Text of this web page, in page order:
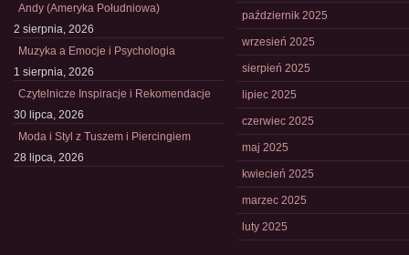
Andy (Ameryka Południowa)
2 sierpnia, 2026
Muzyka a Emocje i Psychologia
1 sierpnia, 2026
Czytelnicze Inspiracje i Rekomendacje
30 lipca, 2026
Moda i Styl z Tuszem i Piercingiem
28 lipca, 2026
październik 2025
wrzesień 2025
sierpień 2025
lipiec 2025
czerwiec 2025
maj 2025
kwiecień 2025
marzec 2025
luty 2025